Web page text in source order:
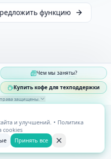
функцию
Чем мы заняты?
Купить кофе для техподдержки
защищены
и улучшений. • Политика
cookies
Принять все